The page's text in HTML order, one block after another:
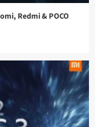
Redmi & POCO